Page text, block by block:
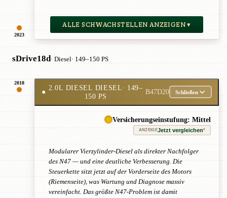
2023
ALLE SCHWACHSTELLEN ANZEIGEN ▾
sDrive18d· Diesel· 149–150 PS
2018
●
2.0L DIESEL DIESEL· 149–
150 PS
B47D20 Schließen
Versicherungseinstufung: Mittel
ANZEIGEJetzt vergleichen*
Modularer Vierzylinder-Diesel als direkter Nachfolger
des N47 — und eine deutliche Verbesserung. Die
Steuerkette sitzt jetzt auf der Vorderseite des Motors
(Riemenseite), was Wartung und Diagnose massiv
vereinfacht. Das größte N47-Problem ist damit